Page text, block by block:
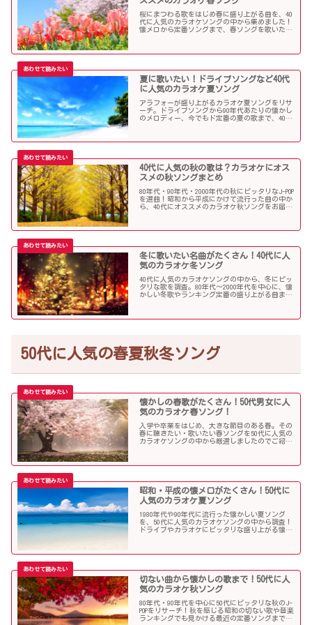
桜にまつわる歌をはじめ春に盛り上がる曲を、40
代に人気のカラオケソングの中から集めました！
懐メロから定番ソングまで、春ソングを歌いたい
夏に歌いたい！ドライブソングなど40代
に人気のカラオケ夏ソング
アラフォーが盛り上がるカラオケ夏ソングをリサ
ーチ。ドライブソングから90年代あたりの懐かし
のメロディー、今でもド定番の夏の歌まで、40代
40代に人気の秋の歌は？カラオケにオス
スメの秋ソングまとめ
80年代・90年代・2000年代の秋にピッタリなJ-POP
を選曲！昭和から平成にかけて流行った曲の中か
ら、40代にオススメのカラオケ秋ソングをお届け
冬に歌いたい名曲がたくさん！40代に人
気のカラオケ冬ソング
40代に人気のカラオケソングの中から、冬にピッ
タリな歌を調査。80年代〜2000年代を中心に、懐
かしい冬歌やランキング定番の盛り上がる曲まで
50代に人気の春夏秋冬ソング
懐かしの春歌がたくさん！50代男女に人
気のカラオケ春ソング！
入学や卒業をはじめ、大きな節目のある春。その
春に聴きたい・歌いたい春ソングを50代に人気の
カラオケソングの中から厳選しましたのでご紹介
昭和・平成の懐メロがたくさん！50代に
人気のカラオケ夏ソング
1980年代や90年代に流行った懐かしい夏ソング
を、50代に人気のカラオケソングの中から調査！
ドライブやカラオケにピッタリな盛り上がる懐メ
切ない曲から懐かしの歌まで！50代に人
気のカラオケ秋ソング
80年代・90年代を中心に50代にピッタリな秋のJ-
POPをリサーチ！秋を感じる昭和の切ない歌や音楽
ランキングでも見かける最近の定番ソングまで、